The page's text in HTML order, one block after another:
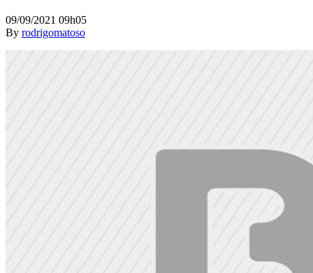
09/09/2021 09h05
By rodrigomatoso